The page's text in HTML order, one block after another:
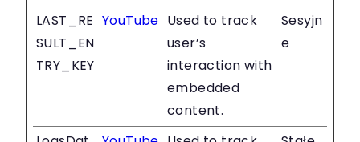
LAST_RE
SULT_EN
TRY_KEY
YouTube Used to track
user’s
interaction with
embedded
content.
Sesyjn
e